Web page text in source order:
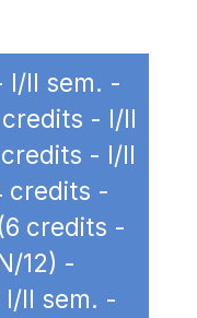
I/II sem. -
- I/II
- I/II
credits -
(6 credits -
12) -
II sem. -